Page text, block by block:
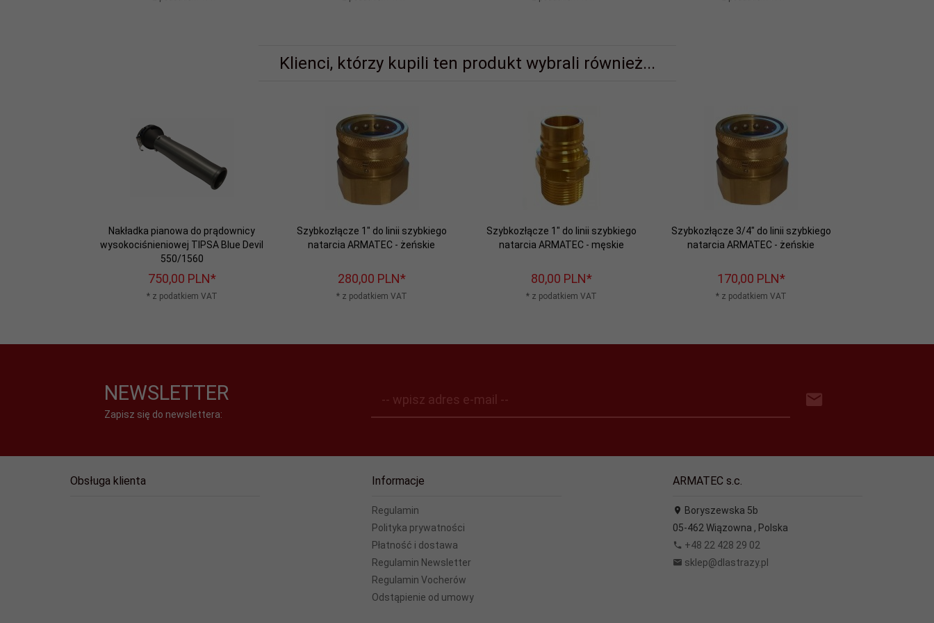
Klienci, którzy kupili ten produkt wybrali również...
Nakładka pianowa do prądownicy
wysokociśnieniowej TIPSA Blue Devil
550/1560
750,00 PLN*
* z podatkiem VAT
Szybkozłącze 1" do linii szybkiego
natarcia ARMATEC - żeńskie
280,00 PLN*
* z podatkiem VAT
Szybkozłącze 1" do linii szybkiego
natarcia ARMATEC - męskie
80,00 PLN*
* z podatkiem VAT
Szybkozłącze 3/4" do linii szybkiego
natarcia ARMATEC - żeńskie
170,00 PLN*
* z podatkiem VAT
NEWSLETTER
Zapisz się do newslettera:
-- wpisz adres e-mail --
Obsługa klienta Informacje
Regulamin
Polityka prywatności
Płatność i dostawa
Regulamin Newsletter
Regulamin Vocherów
Odstąpienie od umowy
ARMATEC s.c.
Boryszewska 5b
05-462 Wiązowna , Polska
+48 22 428 29 02
sklep@dlastrazy.pl